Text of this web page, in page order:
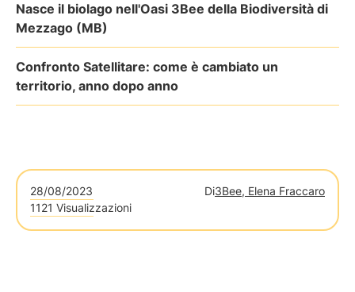
Nasce il biolago nell'Oasi 3Bee della Biodiversità di
Mezzago (MB)
Confronto Satellitare: come è cambiato un
territorio, anno dopo anno
28/08/2023 Di3Bee, Elena Fraccaro
1121 Visualizzazioni